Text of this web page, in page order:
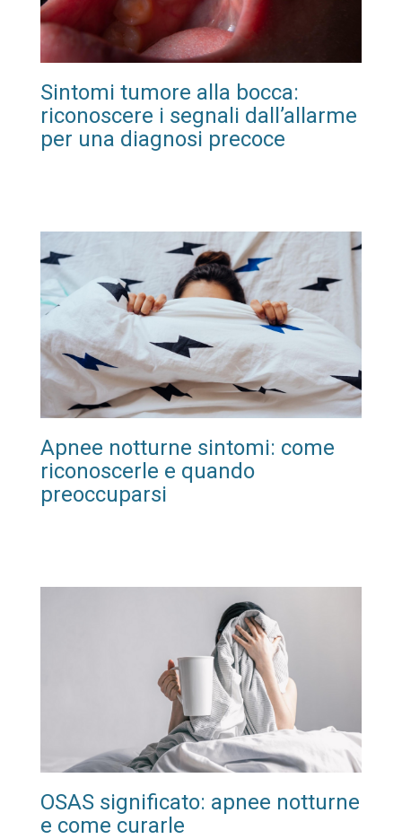
Sintomi tumore alla bocca:
riconoscere i segnali dall’allarme
per una diagnosi precoce
Apnee notturne sintomi: come
riconoscerle e quando
preoccuparsi
OSAS significato: apnee notturne
e come curarle